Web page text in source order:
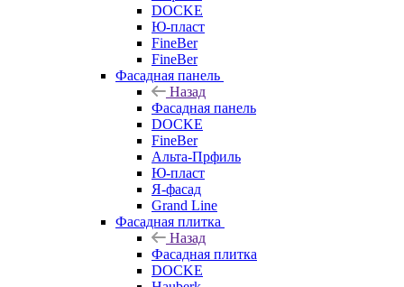
DOCKE
Ю-пласт
FineBer
FineBer
Фасадная панель
Назад
Фасадная панель
DOCKE
FineBer
Альта-Прфиль
Ю-пласт
Я-фасад
Grand Line
Фасадная плитка
Назад
Фасадная плитка
DOCKE